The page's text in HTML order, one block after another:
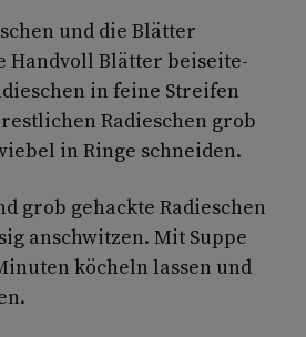
und die Blätter
Handvoll Blätter beiseite­
in feine Streifen
Radieschen grob
in Ringe schneiden.
grob gehackte Radieschen
anschwitzen. Mit Suppe
köcheln lassen und